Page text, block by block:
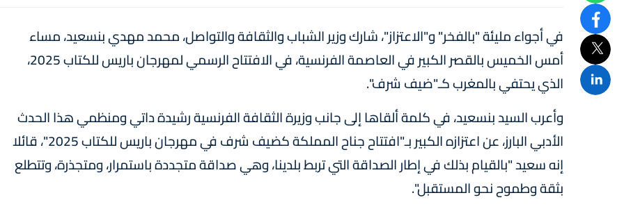
في أجواء مليئة "بالفخر" و"الاعتزاز"، شارك وزير الشباب والثقافة والتواصل، محمد مهدي بنسعيد، مساء
أمس الخميس بالقصر الكبير في العاصمة الفرنسية، في الافتتاح الرسمي لمهرجان باريس للكتاب 2025،
الذي يحتفي بالمغرب كـ"ضيف شرف".
وأعرب السيد بنسعيد، في كلمة ألقاها إلى جانب وزيرة الثقافة الفرنسية رشيدة داتي ومنظمي هذا الحدث
الأدبي البارز، عن اعتزازه الكبير بـ"افتتاح جناح المملكة كضيف شرف في مهرجان باريس للكتاب 2025"، قائلا
إنه سعيد "بالقيام بذلك في إطار الصداقة التي تربط بلدينا، وهي صداقة متجددة باستمرار، ومتجذرة، وتتطلع
بثقة وطموح نحو المستقبل".